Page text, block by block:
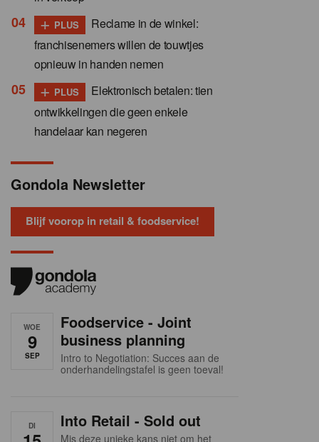
+ PLUS
Reclame in de winkel:
franchisenemers willen de touwtjes
opnieuw in handen nemen
+ PLUS
Elektronisch betalen: tien
ontwikkelingen die geen enkele
handelaar kan negeren
Gondola Newsletter
Blijf voorop in retail & foodservice!
WOE
9
SEP
Foodservice - Joint
business planning
Intro to Negotiation: Succes aan de
onderhandelingstafel is geen toeval!
DI Into Retail - Sold out
Mis deze unieke kans niet om het